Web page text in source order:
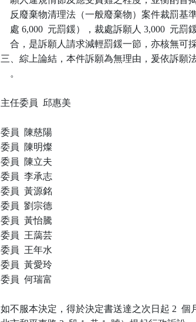
反廢棄物清理法（一般廢棄物）案件裁罰
處 6,000  元罰鍰），裁處訴願人 3,000  元
合，是訴願人請求減輕罰鍰一節，亦核無可
三、綜上論結，本件訴願為無理由，爰依訴願
    。
主任委員  邱惠美
委員  陳慈陽
委員  陳明燦
委員  陳立夫
委員  李承志
委員  黃源銘
委員  劉宗德
委員  黃怡騰
委員  王藹芸
委員  王年水
委員  黃愛玲
委員  何瑞富
如不服本決定，得於決定書送達之次日起 2